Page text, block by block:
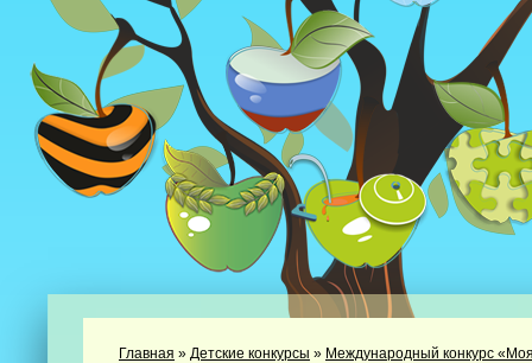
Главная » Детские конкурсы » Международный конкурс